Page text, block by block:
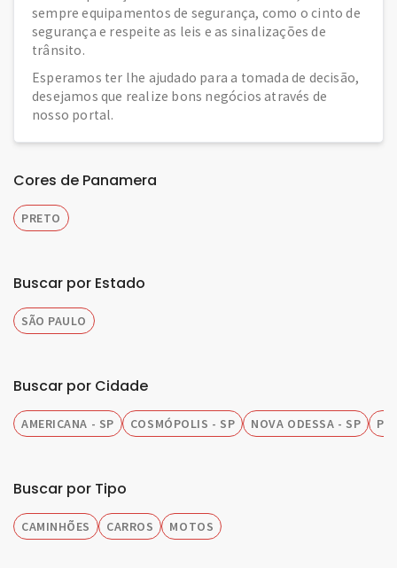
sempre equipamentos de segurança, como o cinto de
segurança e respeite as leis e as sinalizações de
trânsito.
Esperamos ter lhe ajudado para a tomada de decisão,
desejamos que realize bons negócios através de
nosso portal.
Cores de Panamera
PRETO
Buscar por Estado
SÃO PAULO
Buscar por Cidade
AMERICANA - SP COSMÓPOLIS - SP NOVA ODESSA - SP
Buscar por Tipo
CAMINHÕES CARROS MOTOS